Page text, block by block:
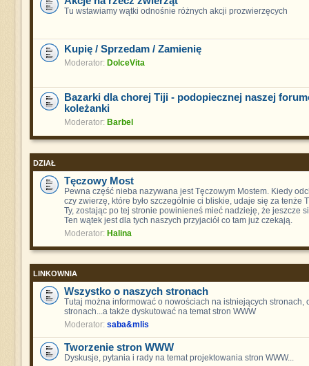
Tu wstawiamy wątki odnośnie różnych akcji prozwierzęcych
Kupię / Sprzedam / Zamienię
Moderator: DolceVita
Bazarki dla chorej Tiji - podopiecznej naszej
koleżanki
Moderator: Barbel
DZIAŁ
Tęczowy Most
Pewna część nieba nazywana jest Tęczowym Mostem. Kiedy
czy zwierzę, które było szczególnie ci bliskie, udaje się za tenże
Ty, zostając po tej stronie powinieneś mieć nadzieję, że jeszcze
Ten wątek jest dla tych naszych przyjaciół co tam już czekają.
Moderator: Halina
LINKOWNIA
Wszystko o naszych stronach
Tutaj można informować o nowościach na istniejących stronach,
stronach...a także dyskutować na temat stron WWW
Moderator: saba&mlis
Tworzenie stron WWW
Dyskusje, pytania i rady na temat projektowania stron WWW...